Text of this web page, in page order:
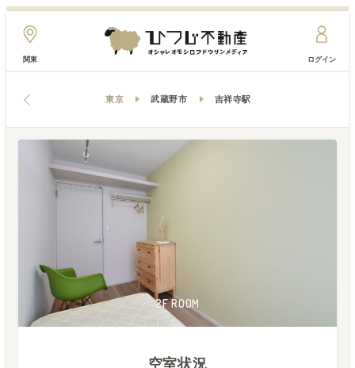
関東 ログイン
東京 武蔵野市 吉祥寺駅
2F ROOM
2F ROOM
2F ROOM
2F ROOM
2F ROOM
2F ROOM
2F ROOM
2F ROOM
2F ROOM
2F ROOM
空室状況